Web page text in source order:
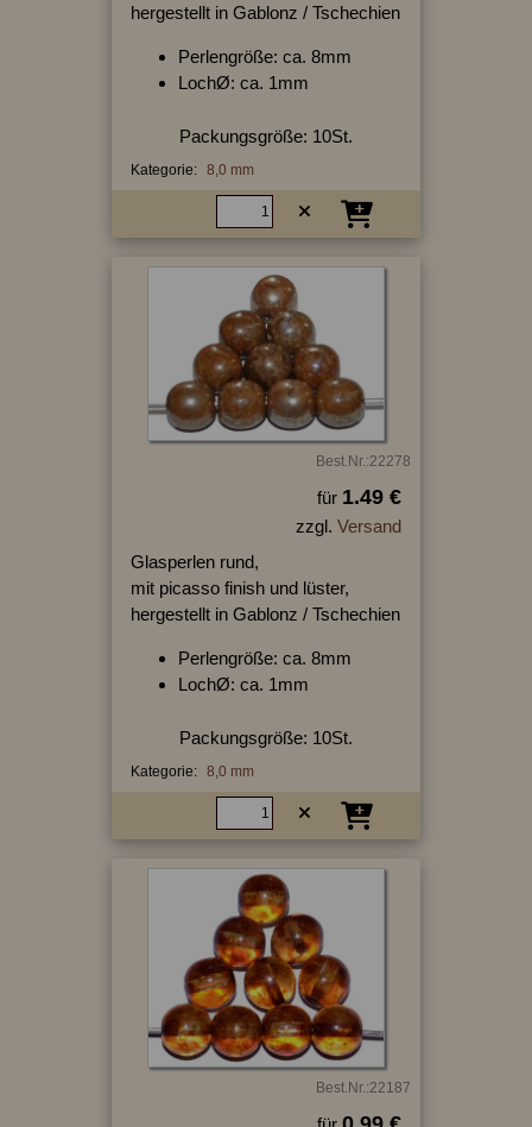
hergestellt in Gablonz / Tschechien
Perlengröße: ca. 8mm
LochØ: ca. 1mm
Packungsgröße: 10St.
Kategorie: 8,0 mm
Best.Nr.:22278
für 1.49 €
zzgl. Versand
Glasperlen rund,
mit picasso finish und lüster,
hergestellt in Gablonz / Tschechien
Perlengröße: ca. 8mm
LochØ: ca. 1mm
Packungsgröße: 10St.
Kategorie: 8,0 mm
Best.Nr.:22187